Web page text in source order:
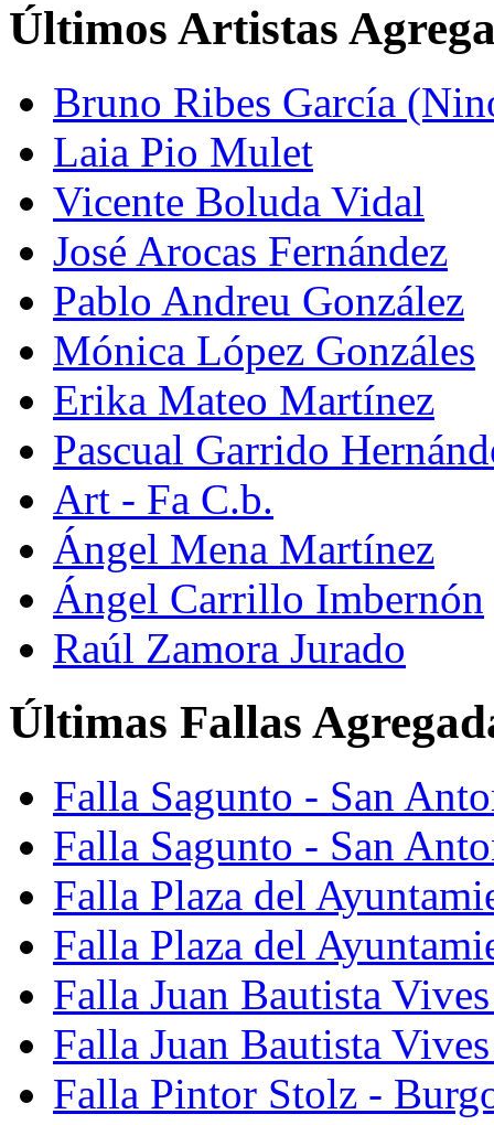
Últimos Artistas
Bruno Ribes García
Laia Pio Mulet
Vicente Boluda Vidal
José Arocas Fernández
Pablo Andreu González
Mónica López Gonzáles
Erika Mateo Martínez
Pascual Garrido
Art - Fa C.b.
Ángel Mena Martínez
Ángel Carrillo Imbernón
Raúl Zamora Jurado
Últimas Fallas
Falla Sagunto - San
Falla Sagunto - San
Falla Plaza del
Falla Plaza del
Falla Juan Bautista
Falla Juan Bautista
Falla Pintor Stolz -